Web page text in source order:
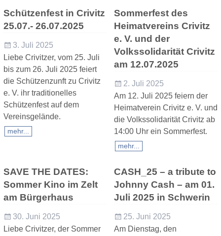
Schützenfest in Crivitz
25.07.- 26.07.2025
3. Juli 2025
Liebe Crivitzer, vom 25. Juli
bis zum 26. Juli 2025 feiert
die Schützenzunft zu Crivitz
e. V. ihr traditionelles
Schützenfest auf dem
Vereinsgelände.
mehr...
Sommerfest des
Heimatvereins Crivitz
e. V. und der
Volkssolidarität Crivitz
am 12.07.2025
2. Juli 2025
Am 12. Juli 2025 feiern der
Heimatverein Crivitz e. V. und
die Volkssolidarität Crivitz ab
14:00 Uhr ein Sommerfest.
mehr...
SAVE THE DATES:
Sommer Kino im Zelt
am Bürgerhaus
30. Juni 2025
Liebe Crivitzer, der Sommer
CASH_25 – a tribute to
Johnny Cash – am 01.
Juli 2025 in Schwerin
25. Juni 2025
Am Dienstag, den